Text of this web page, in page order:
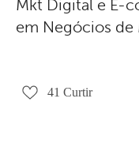
Mkt Digital e E-
em Negócios de
41 Curtir